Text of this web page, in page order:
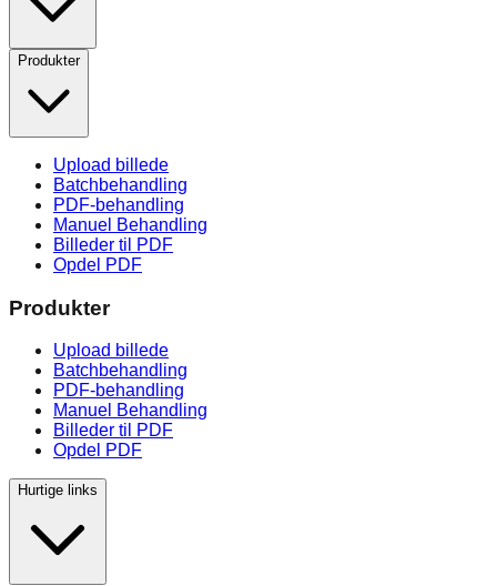
Produkter
Upload billede
Batchbehandling
PDF-behandling
Manuel Behandling
Billeder til PDF
Opdel PDF
Produkter
Upload billede
Batchbehandling
PDF-behandling
Manuel Behandling
Billeder til PDF
Opdel PDF
Hurtige links